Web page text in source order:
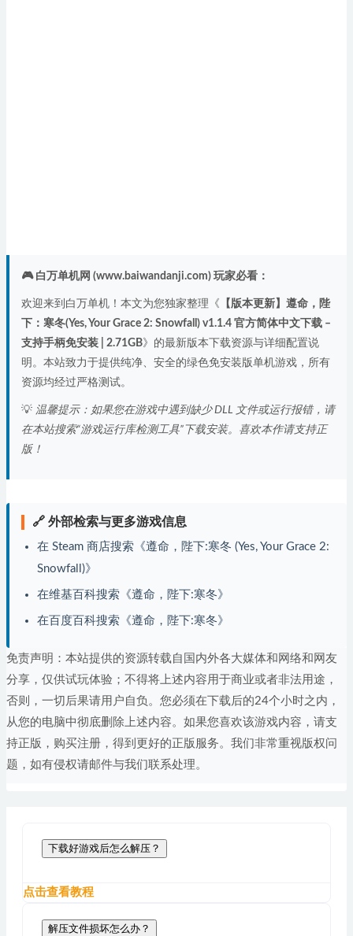
🎮 白万单机网 (www.baiwandanji.com) 玩家必看：
欢迎来到白万单机！本文为您独家整理《 【版本更新】遵命，陛
下：寒冬(Yes, Your Grace 2: Snowfall) v1.1.4 官方简体中文下载 –
支持手柄免安装 | 2.71GB》的最新版本下载资源与详细配置说
明。本站致力于提供纯净、安全的绿色免安装版单机游戏，所有
资源均经过严格测试。
💡 温馨提示：如果您在游戏中遇到缺少 DLL 文件或运行报错，请
在本站搜索“游戏运行库检测工具”下载安装。喜欢本作请支持正
版！
🔗 外部检索与更多游戏信息
在 Steam 商店搜索《遵命，陛下:寒冬 (Yes, Your Grace 2:
Snowfall)》
在维基百科搜索《遵命，陛下:寒冬》
在百度百科搜索《遵命，陛下:寒冬》
免责声明：本站提供的资源转载自国内外各大媒体和网络和网友
分享，仅供试玩体验；不得将上述内容用于商业或者非法用途，
否则，一切后果请用户自负。您必须在下载后的24个小时之内，
从您的电脑中彻底删除上述内容。如果您喜欢该游戏内容，请支
持正版，购买注册，得到更好的正版服务。我们非常重视版权问
题，如有侵权请邮件与我们联系处理。
下载好游戏后怎么解压？
点击查看教程
解压文件损坏怎么办？